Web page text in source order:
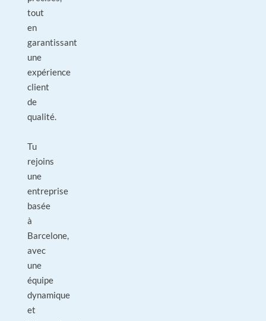
tout
en
garantissant
une
expérience
client
de
qualité.
Tu
rejoins
une
entreprise
basée
à
Barcelone,
avec
une
équipe
dynamique
et